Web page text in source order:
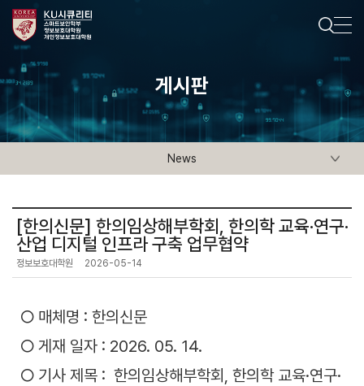
게시판
News
[한의신문] 한의임상해부학회, 한의학 교육·연구·
산업 디지털 인프라 구축 업무협약
정보보호대학원 2026-05-14
○ 매체명 : 한의신문
○ 게재 일자 : 2026. 05. 14.
○ 기사 제목 : 한의임상해부학회, 한의학 교육·연구·